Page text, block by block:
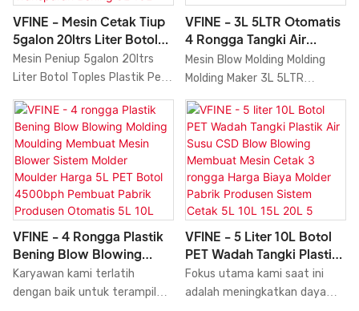
mampu memberikan efek
terbaiknya di bidang Mesin
Tiup Botol.
untuk Botol Minuman Plastik
PET, Mesin Peniup Mineral,
Tangki Air Murni, Wadah,
Cetakan Injeksi, dan Mesin
Pembuat Cetakan terbukti
sangat bermanfaat.
VFINE - Mesin Cetak Tiup
5galon 20ltrs Liter Botol
Toples Plastik Pet Tangki
Wadah Cetak Tiup
Pertanian Harga Biaya
Atas Transparan Bening 5L
10L 15L 20L 5 Galon Mesin
Cetak Tiup
Mesin Peniup 5galon 20ltrs
Liter Botol Toples Plastik Pet
Pembuatan Cetakan Mesin
Pertanian Harga Biaya Atas
Transparan Bening
menangkap permintaan pasar
potensial, serta kontrol
sempurna atas penelitian dan
pengembangan teknologi,
volume produksi, bahan, dll.,
untuk memastikan bahwa ia
dapat memimpin tren terbaru
dalam industri. Ia memiliki
VFINE - 3L 5LTR Otomatis
4 Rongga Tangki Air
Plastik Hewan Peliharaan
Botol Blow Blower
Pembuatan Cetakan
Pembuat Cetakan
Mesin Blow Molding Molding
Molding Maker 3L 5LTR
Otomatis 4 rongga untuk
Tangki Air Plastik PET dengan
Harga 4500bph kami adalah
hasil sempurna dari kombinasi
kinerja sempurna dari semua
bahan baku yang digunakan.
Berkat itu, mesin blow molding
unggulan. Selain itu, mesin ini
dirancang secara ilmiah dan
rasional. Struktur internal dan
tampilan luarnya dirancang
VFINE - 4 Rongga Plastik
Bening Blow Blowing
Molding Moulding
Membuat Mesin Blower
Karyawan kami terlatih
dengan baik untuk terampil
VFINE - 5 Liter 10L Botol
PET Wadah Tangki Plastik
Air Susu CSD Blow
Blowing Membuat Mesin
Fokus utama kami saat ini
adalah meningkatkan daya